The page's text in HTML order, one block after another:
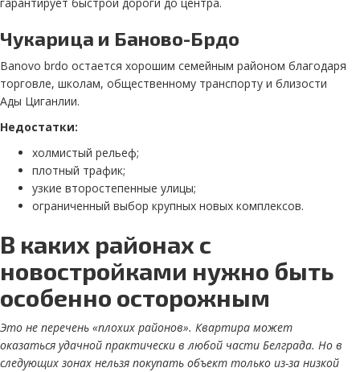
Чукарица и Баново-Брдо
Banovo brdo остается хорошим семейным районом благодаря
торговле, школам, общественному транспорту и близости
Ады Циганлии.
Недостатки:
холмистый рельеф;
плотный трафик;
узкие второстепенные улицы;
ограниченный выбор крупных новых комплексов.
В каких районах с
новостройками нужно быть
особенно осторожным
Это не перечень «плохих районов». Квартира может
оказаться удачной практически в любой части Белграда. Но в
следующих зонах нельзя покупать объект только из-за низкой